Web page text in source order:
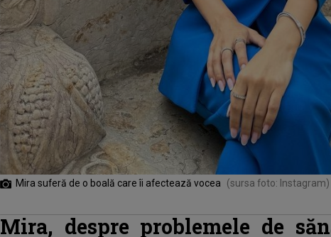
Mira suferă de o boală care îi afectează vocea (sursa foto: Instagram)
Mira, despre problemele de